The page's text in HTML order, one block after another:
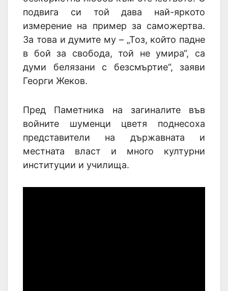
подвига си той дава най-яркото
измерение на пример за саможертва.
За това и думите му – „Тоз, който падне
в бой за свобода, той не умира“, са
думи белязани с безсмъртие“, заяви
Георги Жеков.
Пред Паметника на загиналите във
войните шуменци цветя поднесоха
представители на държавната и
местната власт и много културни
институции и училища.